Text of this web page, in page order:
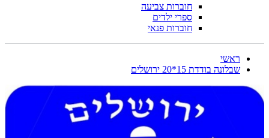
חוברות צביעה
ספרי ילדים
חוברות פנאי
ראשי
שבלונה בודדת 15*20 ירושלים